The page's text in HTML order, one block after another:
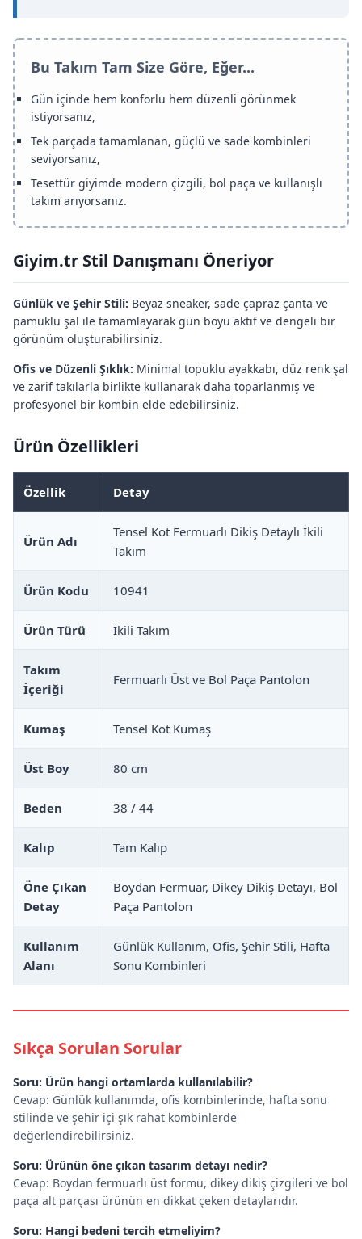
Bu Takım Tam Size Göre, Eğer...
Gün içinde hem konforlu hem düzenli görünmek
istiyorsanız,
Tek parçada tamamlanan, güçlü ve sade kombinleri
seviyorsanız,
Tesettür giyimde modern çizgili, bol paça ve kullanışlı
takım arıyorsanız.
Giyim.tr Stil Danışmanı Öneriyor
Günlük ve Şehir Stili: Beyaz sneaker, sade çapraz çanta ve
pamuklu şal ile tamamlayarak gün boyu aktif ve dengeli bir
görünüm oluşturabilirsiniz.
Ofis ve Düzenli Şıklık: Minimal topuklu ayakkabı, düz renk şal
ve zarif takılarla birlikte kullanarak daha toparlanmış ve
profesyonel bir kombin elde edebilirsiniz.
Ürün Özellikleri
Özellik Detay
Ürün Adı
Tensel Kot Fermuarlı Dikiş Detaylı İkili
Takım
Ürün Kodu 10941
Ürün Türü İkili Takım
Takım
İçeriği
Fermuarlı Üst ve Bol Paça Pantolon
Kumaş Tensel Kot Kumaş
Üst Boy 80 cm
Beden 38 / 44
Kalıp Tam Kalıp
Öne Çıkan
Detay
Boydan Fermuar, Dikey Dikiş Detayı, Bol
Paça Pantolon
Kullanım
Alanı
Günlük Kullanım, Ofis, Şehir Stili, Hafta
Sonu Kombinleri
Sıkça Sorulan Sorular
Soru: Ürün hangi ortamlarda kullanılabilir?
Cevap: Günlük kullanımda, ofis kombinlerinde, hafta sonu
stilinde ve şehir içi şık rahat kombinlerde
değerlendirebilirsiniz.
Soru: Ürünün öne çıkan tasarım detayı nedir?
Cevap: Boydan fermuarlı üst formu, dikey dikiş çizgileri ve bol
paça alt parçası ürünün en dikkat çeken detaylarıdır.
Soru: Hangi bedeni tercih etmeliyim?